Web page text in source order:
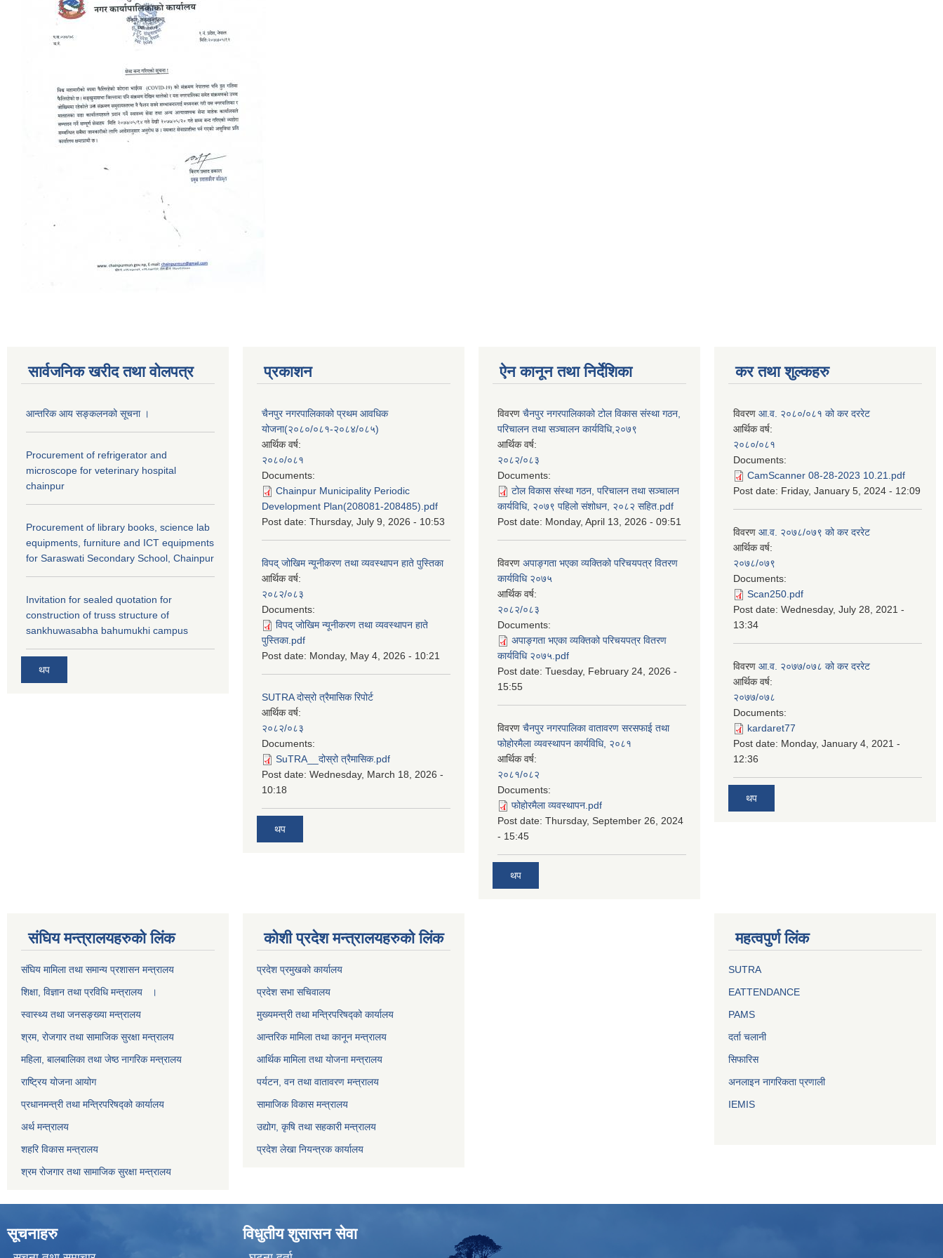
सार्वजनिक खरीद तथा वाेलपत्र
आन्तरिक आय सङ्कलनको सूचना ।
Procurement of refrigerator and
microscope for veterinary hospital
chainpur
Procurement of library books, science lab
equipments, furniture and ICT equipments
for Saraswati Secondary School, Chainpur
Invitation for sealed quotation for
construction of truss structure of
sankhuwasabha bahumukhi campus
थप
प्रकाशन
चैनपुर नगरपालिकाको प्रथम आवधिक
योजना(२०८०/०८१-२०८४/०८५)
आर्थिक वर्ष:
२०८०/०८१
Documents:
Chainpur Municipality Periodic
Development Plan(208081-208485).pdf
Post date: Thursday, July 9, 2026 - 10:53
विपद् जोखिम न्यूनीकरण तथा व्यवस्थापन हाते पुस्तिका
आर्थिक वर्ष:
२०८२/०८३
Documents:
विपद् जोखिम न्यूनीकरण तथा व्यवस्थापन हाते
पुस्तिका.pdf
Post date: Monday, May 4, 2026 - 10:21
SUTRA दोस्रो त्रैमासिक रिपोर्ट
आर्थिक वर्ष:
२०८२/०८३
Documents:
SuTRA__दोस्रो त्रैमासिक.pdf
Post date: Wednesday, March 18, 2026 -
10:18
थप
ऐन कानून तथा निर्देशिका
विवरण चैनपुर नगरपालिकाको टोल विकास संस्था गठन,
परिचालन तथा सञ्चालन कार्यविधि,२०७९
आर्थिक वर्ष:
२०८२/०८३
Documents:
टोल विकास संस्था गठन, परिचालन तथा सञ्चालन
कार्यविधि, २०७९ पहिलो संशोधन, २०८२ सहित.pdf
Post date: Monday, April 13, 2026 - 09:51
विवरण अपाङ्गता भएका व्यक्तिको परिचयपत्र वितरण
कार्यविधि २०७५
आर्थिक वर्ष:
२०८२/०८३
Documents:
अपाङ्गता भएका व्यक्तिको परिचयपत्र वितरण
कार्यविधि २०७५.pdf
Post date: Tuesday, February 24, 2026 -
15:55
विवरण चैनपुर नगरपालिका वातावरण सरसफाई तथा
फोहोरमैला व्यवस्थापन कार्यविधि, २०८१
आर्थिक वर्ष:
२०८१/०८२
Documents:
फोहोरमैला व्यवस्थापन.pdf
Post date: Thursday, September 26, 2024
- 15:45
थप
कर तथा शुल्कहरु
विवरण आ.व. २०८०/०८१ को कर दररेट
आर्थिक वर्ष:
२०८०/०८१
Documents:
CamScanner 08-28-2023 10.21.pdf
Post date: Friday, January 5, 2024 - 12:09
विवरण आ.व. २०७८/०७९ को कर दररेट
आर्थिक वर्ष:
२०७८/०७९
Documents:
Scan250.pdf
Post date: Wednesday, July 28, 2021 -
13:34
विवरण आ.व. २०७७/०७८ को कर दररेट
आर्थिक वर्ष:
२०७७/०७८
Documents:
kardaret77
Post date: Monday, January 4, 2021 -
12:36
थप
स‌ंघिय मन्त्रालयहरुको लिंक
स‌ंघिय मामिला तथा समान्य प्रशासन मन्त्रालय
शिक्षा, विज्ञान तथा प्रविधि मन्त्रालय ।
स्वास्थ्य तथा जनसङ्ख्या मन्त्रालय
श्रम, रोजगार तथा सामाजिक सुरक्षा मन्त्रालय
महिला, बालबालिका तथा जेष्ठ नागरिक मन्त्रालय
राष्ट्रिय योजना आयोग
प्रधानमन्त्री तथा मन्त्रिपरिषद्को कार्यालय
अर्थ मन्त्रालय
शहरि विकास मन्त्रालय
श्रम रोजगार तथा सामाजिक सुरक्षा मन्त्रालय
कोशी प्रदेश मन्त्रालयहरुको लिंक
प्रदेश प्रमुखको कार्यालय
प्रदेश सभा सचिवालय
मुख्यमन्त्री तथा मन्त्रिपरिषद्को कार्यालय
आन्तरिक मामिला तथा कानून मन्त्रालय
आर्थिक मामिला तथा योजना मन्त्रालय
पर्यटन, वन तथा वातावरण मन्त्रालय
सामाजिक विकास मन्त्रालय
उद्योग, कृषि तथा सहकारी मन्त्रालय
प्रदेश लेखा नियन्त्रक कार्यालय
महत्वपुर्ण लिंक
SUTRA
EATTENDANCE
PAMS
दर्ता चलानी
सिफारिस
अनलाइन नागरिकता प्रणाली
IEMIS
सूचनाहरु विधुतीय शुसासन सेवा